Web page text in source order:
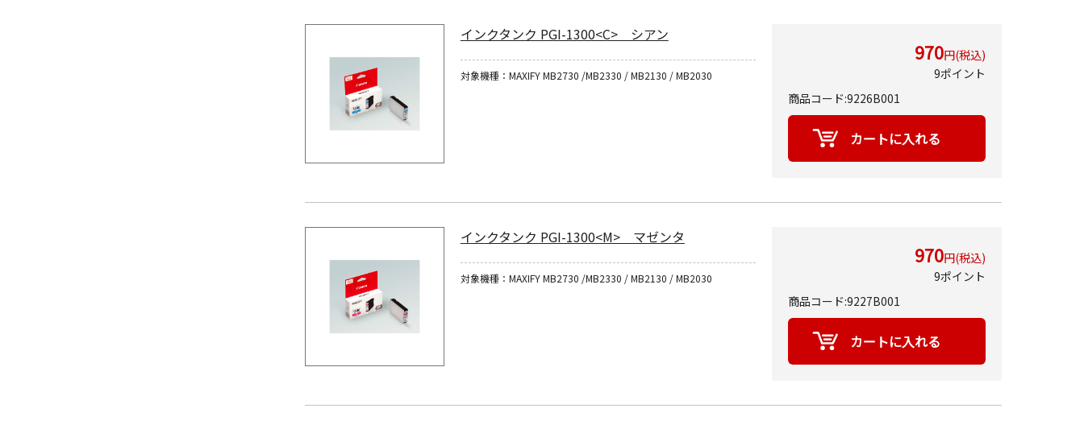
インクタンク PGI-1300<C> シアン
対象機種：MAXIFY MB2730 /MB2330 / MB2130 / MB2030
970円(税込)
9ポイント
商品コード:9226B001
インクタンク PGI-1300<M> マゼンタ
対象機種：MAXIFY MB2730 /MB2330 / MB2130 / MB2030
970円(税込)
9ポイント
商品コード:9227B001